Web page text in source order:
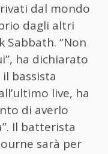
dal mondo
dagli altri
“Non
ha dichiarato
bassista
live, ha
di averlo
Il batterista
sarà per